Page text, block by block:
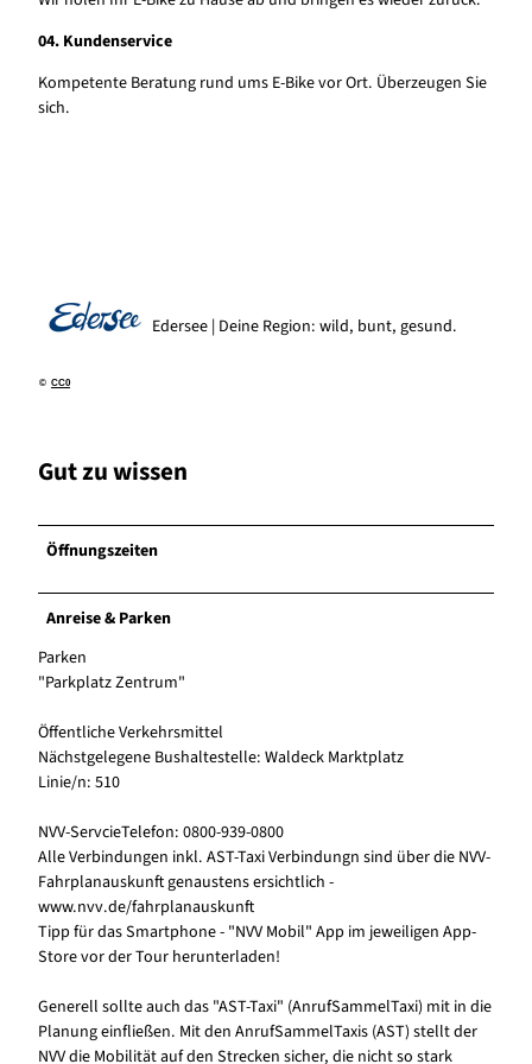
04. Kundenservice
Kompetente Beratung rund ums E-Bike vor Ort. Überzeugen Sie
sich.
© CC0
Edersee | Deine Region: wild, bunt, gesund.
Gut zu wissen
Öffnungszeiten
Anreise & Parken
Parken
"Parkplatz Zentrum"
Öffentliche Verkehrsmittel
Nächstgelegene Bushaltestelle: Waldeck Marktplatz
Linie/n: 510
NVV-ServcieTelefon: 0800-939-0800
Alle Verbindungen inkl. AST-Taxi Verbindungn sind über die NVV-
Fahrplanauskunft genaustens ersichtlich -
www.nvv.de/fahrplanauskunft
Tipp für das Smartphone - "NVV Mobil" App im jeweiligen App-
Store vor der Tour herunterladen!
Generell sollte auch das "AST-Taxi" (AnrufSammelTaxi) mit in die
Planung einfließen. Mit den AnrufSammelTaxis (AST) stellt der
NVV die Mobilität auf den Strecken sicher, die nicht so stark